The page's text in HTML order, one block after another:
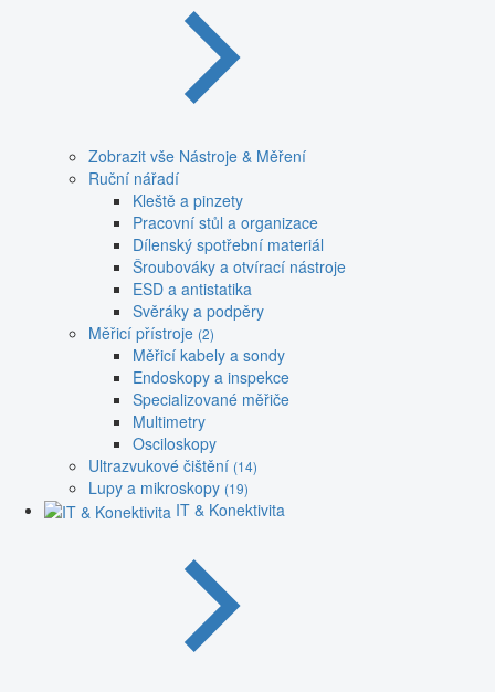
Zobrazit vše Nástroje & Měření
Ruční nářadí
Kleště a pinzety
Pracovní stůl a organizace
Dílenský spotřební materiál
Šroubováky a otvírací nástroje
ESD a antistatika
Svěráky a podpěry
Měřicí přístroje (2)
Měřicí kabely a sondy
Endoskopy a inspekce
Specializované měřiče
Multimetry
Osciloskopy
Ultrazvukové čištění (14)
Lupy a mikroskopy (19)
IT & Konektivita